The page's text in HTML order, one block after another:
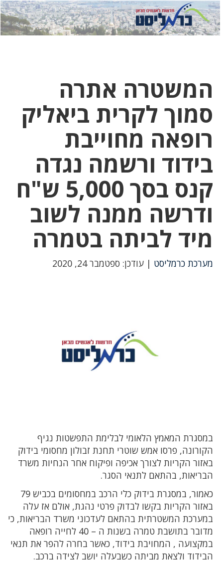
לחץ
כאן
לחץ
כדי
המשטרה אתרה
סמוך לקרית ביאליק
רופאה מחוייבת
בידוד ורשמה נגדה
קנס בסך 5,000 ש"ח
ודרשה ממנה לשוב
מיד לביתה בטמרה
מערכת כרמליסט | עודכן: ספטמבר 24, 2020
במסגרת המאמץ הלאומי לבלימת התפשטות נגיף
הקורונה, פרסו אמש שוטרי תחנת זבולון מחסומי בידוק
באזור הקריות לצורך אכיפה ופיקוח אחר הנחיות משרד
הבריאות, בהתאם לתנאי הסגר.
כאמור, במסגרת בידוק כלי הרכב במחסומים בכביש 79
באזור הקריות בקשו לבדוק פרטי נהגת, אולם אז עלה
במערכת המשטרתית בהתאם לעדכוני משרד הבריאות, כי
מדובר בתושבת טמרה בשנות ה – 40 לחייה רופאה
במקצועה , המחויבת בידוד, כאשר בחרה להפר את תנאי
הבידוד ולצאת מביתה כשבעלה יושב לצידה ברכב.